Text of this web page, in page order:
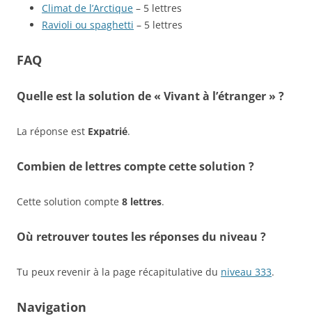
Climat de l’Arctique – 5 lettres
Ravioli ou spaghetti – 5 lettres
FAQ
Quelle est la solution de « Vivant à l’étranger » ?
La réponse est Expatrié.
Combien de lettres compte cette solution ?
Cette solution compte 8 lettres.
Où retrouver toutes les réponses du niveau ?
Tu peux revenir à la page récapitulative du niveau 333.
Navigation